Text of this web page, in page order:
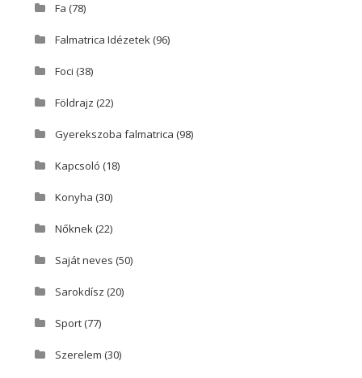
Fa (78)
Falmatrica Idézetek(96)
Foci (38)
Földrajz (22)
Gyerekszoba falmatrica (98)
Kapcsoló (18)
Konyha (30)
Nőknek(22)
Saját neves (50)
Sarokdísz (20)
Sport(77)
Szerelem (30)